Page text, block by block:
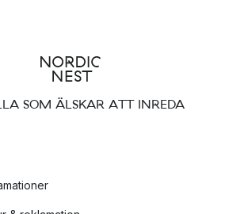
SOM ÄLSKAR ATT INREDA